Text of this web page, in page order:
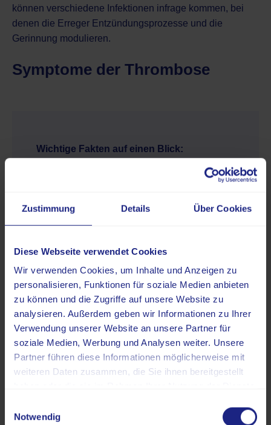
Zustimmung Details Über Cookies
Diese Webseite verwendet Cookies
Wir verwenden Cookies, um Inhalte und Anzeigen zu
personalisieren, Funktionen für soziale Medien anbieten
zu können und die Zugriffe auf unsere Website zu
analysieren. Außerdem geben wir Informationen zu Ihrer
Verwendung unserer Website an unsere Partner für
soziale Medien, Werbung und Analysen weiter. Unsere
Partner führen diese Informationen möglicherweise mit
weiteren Daten zusammen, die Sie ihnen bereitgestellt
Notwendig
können verschiedene Infektionen infrage kommen, bei
denen die Erreger Entzündungsprozesse und die
Gerinnung modulieren.
Symptome der Thrombose
Wichtige Fakten auf einen Blick:
Nur ein Teil der Thrombosen verursacht
Schmerzen und eine Überwärmung des
betroffenen Beines auftreten.
besteht der Verdacht auf eine
Lungenembolie.
Die Symptome der Thrombose hängen von ihrer
Lokalisation und dem Ausmaß des Gefäßverschlusses
TVT verläuft mit nur geringen oder gar keinen